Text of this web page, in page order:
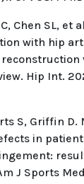
Chen SL, et
with hip
Hip Int.
S, Griffin
in
J Sports